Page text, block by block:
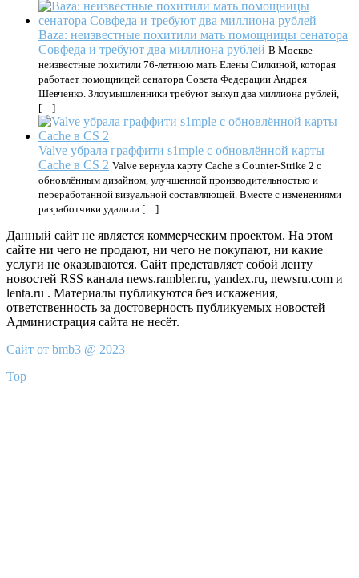
Baza: неизвестные похитили мать помощницы сенатора
Совфеда и требуют два миллиона рублей В Москве
неизвестные похитили 76-летнюю мать Елены Силкиной, которая
работает помощницей сенатора Совета Федерации Андрея
Шевченко. Злоумышленники требуют выкуп два миллиона рублей,
[…]
Valve убрала граффити s1mple с обновлённой карты
Cache в CS 2 Valve вернула карту Cache в Counter-Strike 2 с
обновлённым дизайном, улучшенной производительностью и
переработанной визуальной составляющей. Вместе с изменениями
разработчики удалили […]
Данный сайт не является коммерческим проектом. На этом
сайте ни чего не продают, ни чего не покупают, ни какие
услуги не оказываются. Сайт представляет собой ленту
новостей RSS канала news.rambler.ru, yandex.ru, newsru.com и
lenta.ru . Материалы публикуются без искажения,
ответственность за достоверность публикуемых новостей
Администрация сайта не несёт.
Сайт от bmb3 @ 2023
Top